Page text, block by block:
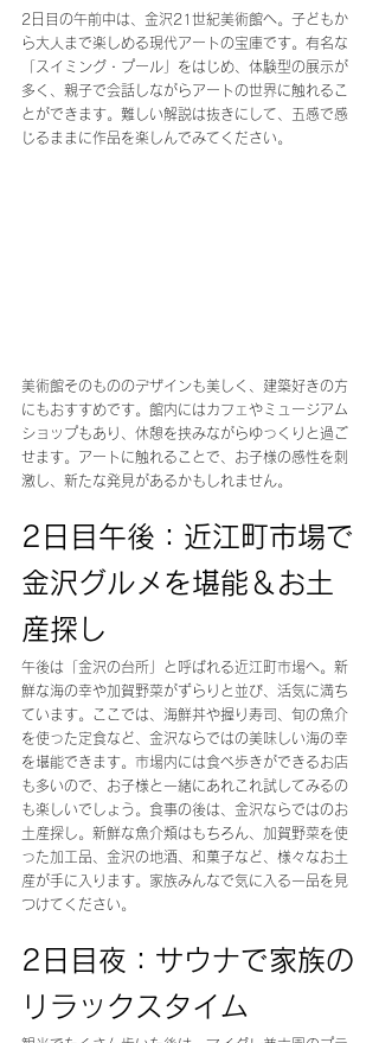
2日目の午前中は、金沢21世紀美術館へ。子どもか
ら大人まで楽しめる現代アートの宝庫です。有名な
「スイミング・プール」をはじめ、体験型の展示が
多く、親子で会話しながらアートの世界に触れるこ
とができます。難しい解説は抜きにして、五感で感
じるままに作品を楽しんでみてください。
美術館そのもののデザインも美しく、建築好きの方
にもおすすめです。館内にはカフェやミュージアム
ショップもあり、休憩を挟みながらゆっくりと過ご
せます。アートに触れることで、お子様の感性を刺
激し、新たな発見があるかもしれません。
2日目午後：近江町市場で
金沢グルメを堪能＆お土
産探し
午後は「金沢の台所」と呼ばれる近江町市場へ。新
鮮な海の幸や加賀野菜がずらりと並び、活気に満ち
ています。ここでは、海鮮丼や握り寿司、旬の魚介
を使った定食など、金沢ならではの美味しい海の幸
を堪能できます。市場内には食べ歩きができるお店
も多いので、お子様と一緒にあれこれ試してみるの
も楽しいでしょう。食事の後は、金沢ならではのお
土産探し。新鮮な魚介類はもちろん、加賀野菜を使
った加工品、金沢の地酒、和菓子など、様々なお土
産が手に入ります。家族みんなで気に入る一品を見
つけてください。
2日目夜：サウナで家族の
リラックスタイム